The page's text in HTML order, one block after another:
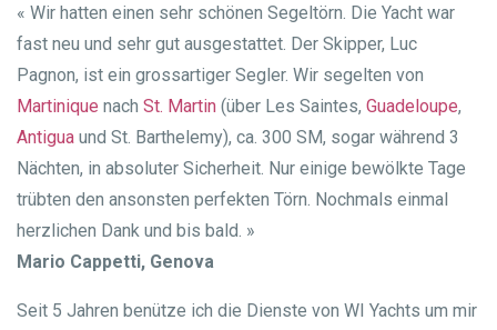
« Wir hatten einen sehr schönen Segeltörn. Die Yacht war
fast neu und sehr gut ausgestattet. Der Skipper, Luc
Pagnon, ist ein grossartiger Segler. Wir segelten von
Martinique nach St. Martin (über Les Saintes, Guadeloupe,
Antigua und St. Barthelemy), ca. 300 SM, sogar während 3
Nächten, in absoluter Sicherheit. Nur einige bewölkte Tage
trübten den ansonsten perfekten Törn. Nochmals einmal
herzlichen Dank und bis bald. »
Mario Cappetti, Genova
Seit 5 Jahren benütze ich die Dienste von WI Yachts um mir